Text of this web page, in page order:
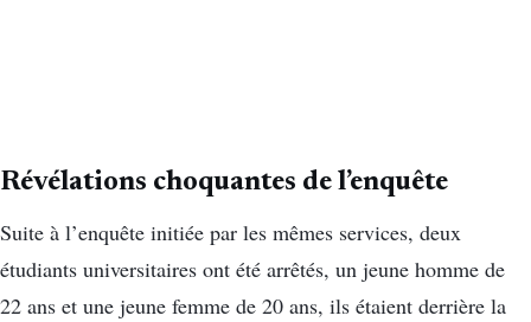
Révélations choquantes de l’enquête
Suite à l’enquête initiée par les mêmes services, deux
étudiants universitaires ont été arrêtés, un jeune homme de
22 ans et une jeune femme de 20 ans, ils étaient derrière la